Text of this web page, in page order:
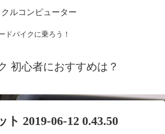
ドバイクに乗ろう！
初心者におすすめは？
ルコンピューター
2019-06-12 0.43.50